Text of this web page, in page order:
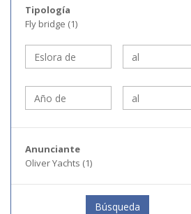
Tipología
Fly bridge (1)
Anunciante
Oliver Yachts (1)
Búsqueda